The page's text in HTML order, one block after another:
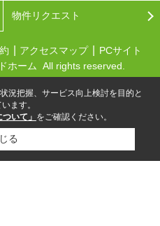
物件リクエスト
アクセスマップ
PCサイト
ホーム All rights reserved.
況把握、サービス向上検討を目的と
ます。
いて」 をご確認ください。
る